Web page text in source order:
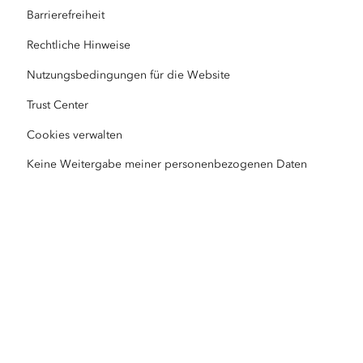
Esri Store
ArcWatch
Esri Press
Esri Videos
Verhaltenskodex
Sitemap
Bildung
Gleichbehandlung
Barrierefreiheit
Rechtliche Hinweise
Nutzungsbedingungen für die Website
Trust Center
Cookies verwalten
Keine Weitergabe meiner personenbezogenen Daten